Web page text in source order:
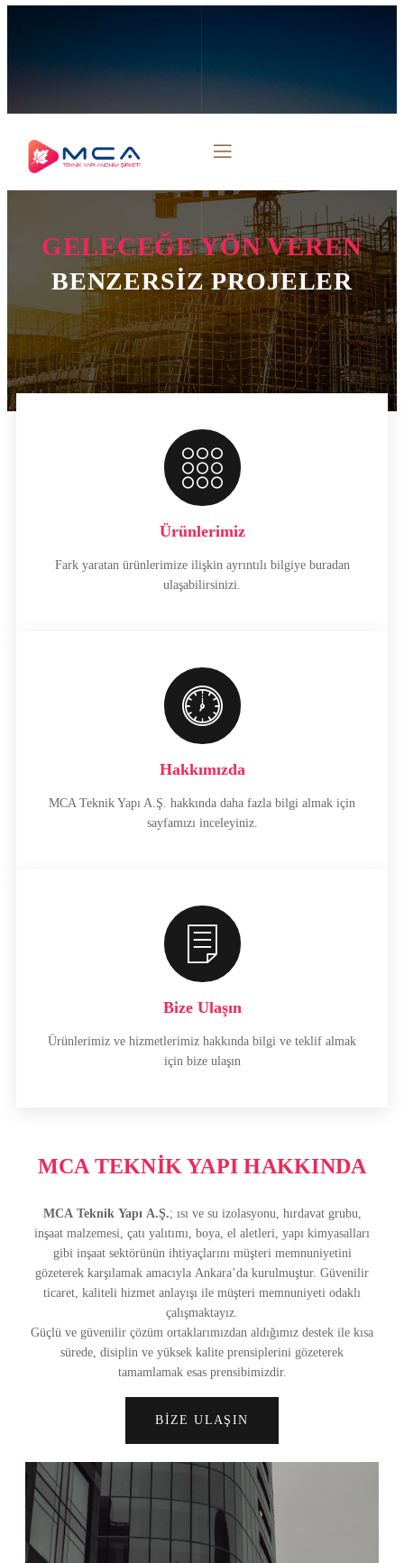
GELECEĞE YÖN VEREN
BENZERSİZ PROJELER
Ürünlerimiz
Fark yaratan ürünlerimize ilişkin ayrıntılı bilgiye buradan
ulaşabilirsinizi.
Hakkımızda
MCA Teknik Yapı A.Ş. hakkında daha fazla bilgi almak için
sayfamızı inceleyiniz.
Bize Ulaşın
Ürünlerimiz ve hizmetlerimiz hakkında bilgi ve teklif almak
için bize ulaşın
MCA TEKNİK YAPI HAKKINDA
MCA Teknik Yapı A.Ş.; ısı ve su izolasyonu, hırdavat grubu,
inşaat malzemesi, çatı yalıtımı, boya, el aletleri, yapı kimyasalları
gibi inşaat sektörünün ihtiyaçlarını müşteri memnuniyetini
gözeterek karşılamak amacıyla Ankara’da kurulmuştur. Güvenilir
ticaret, kaliteli hizmet anlayışı ile müşteri memnuniyeti odaklı
çalışmaktayız.
Güçlü ve güvenilir çözüm ortaklarımızdan aldığımız destek ile kısa
sürede, disiplin ve yüksek kalite prensiplerini gözeterek
tamamlamak esas prensibimizdir.
BİZE ULAŞIN